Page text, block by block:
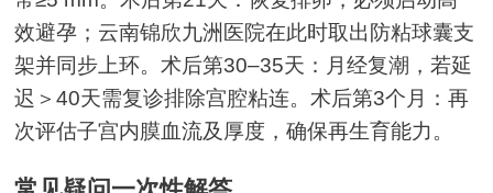
效避孕；云南锦欣九洲医院在此时取出防粘球囊支
架并同步上环。术后第30–35天：月经复潮，若延
迟＞40天需复诊排除宫腔粘连。术后第3个月：再
次评估子宫内膜血流及厚度，确保再生育能力。